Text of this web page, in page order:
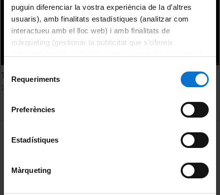
puguin diferenciar la vostra experiència de la d’altres
usuaris), amb finalitats estadístiques (analitzar com
interactueu amb el lloc web) i amb finalitats de
màrqueting (gestionar la publicitat que s’ofereix
consultar laPolítica de galetes del lloc web de la
Requeriments
Preferències
Estadístiques
Màrqueting
The science of violence
MENÚ PEU 1
Política de Cookies
Privacidad y términos